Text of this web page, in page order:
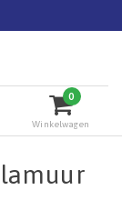
0
Winkelwagen